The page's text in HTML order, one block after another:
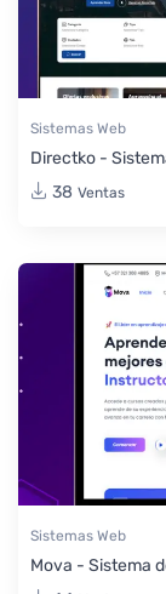
Sistemas Web
Directko -
38 Ventas
Sistemas Web
Mova - Sistema